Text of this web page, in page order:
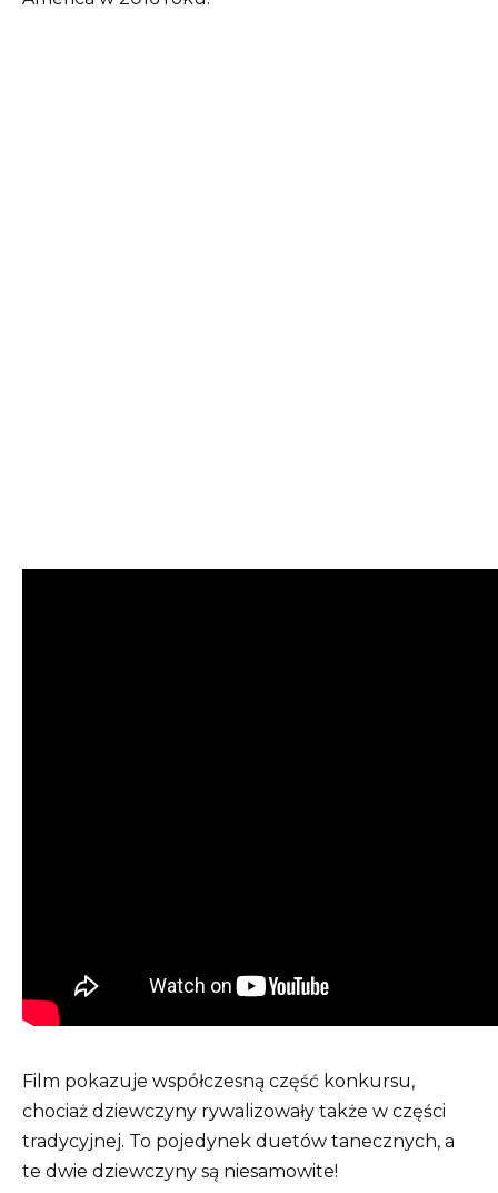
Film pokazuje współczesną część konkursu,
chociaż dziewczyny rywalizowały także w części
tradycyjnej. To pojedynek duetów tanecznych, a
te dwie dziewczyny są niesamowite!